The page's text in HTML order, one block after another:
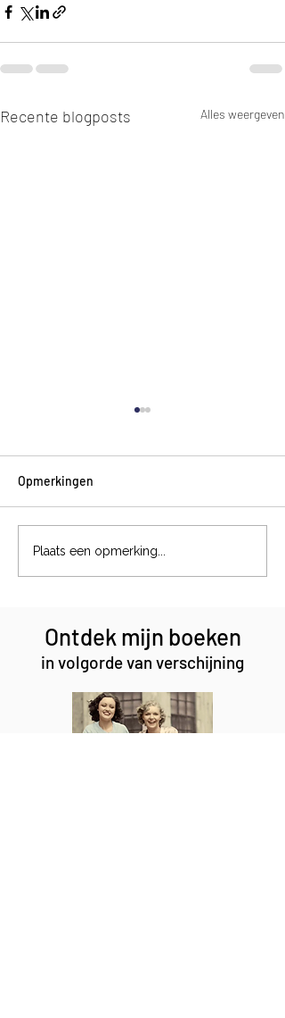
Recente blogposts Alles weergeven
Het jachtinstinct van een
podenco
Opmerkingen
Plaats een opmerking...
Ontdek mijn boeken
in volgorde van verschijning